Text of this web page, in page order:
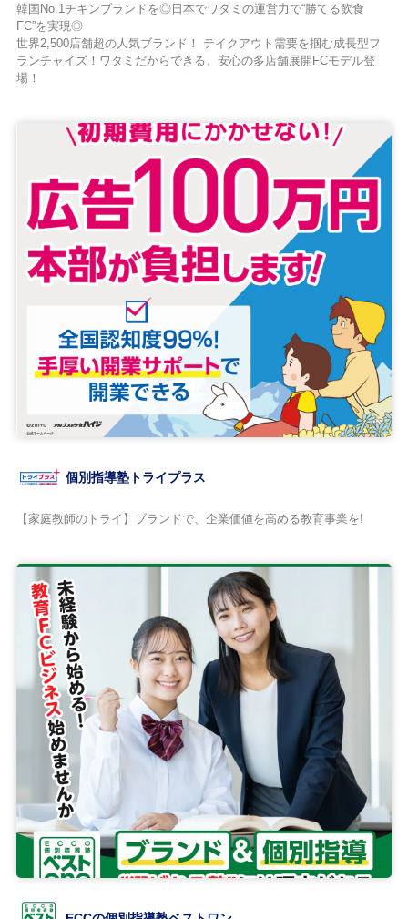
韓国No.1チキンブランドを◎日本でワタミの運営力で“勝てる飲食
FC”を実現◎
世界2,500店舗超の人気ブランド！ テイクアウト需要を掴む成長型フ
ランチャイズ！ワタミだからできる、安心の多店舗展開FCモデル登
場！
個別指導塾トライプラス
【家庭教師のトライ】ブランドで、企業価値を高める教育事業を!